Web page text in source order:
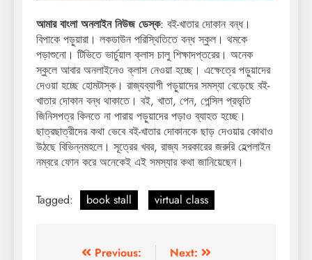
আমার বাংলা অনলাইন নিউজ ডেস্ক: বই-খাতার দোকান বন্ধ।
বিপাকে পড়ুয়ারা। লকডাউন পরিস্থিতিতে বন্ধ স্কুল। থমকে
পড়াশুনো। টিভিতে ভার্চুয়াল ক্লাস চালু শিক্ষাদপ্তরের। অনেক
স্কুলে আবার অনলাইনেও ক্লাস নেওয়া হচ্ছে। এক্ষেত্রে পড়ুয়াদের
দেওয়া হচ্ছে হোমটাস্ক। রাজ্যব্যাপী পড়ুয়াদের সমস্যা বেড়েছে বই-
খাতার দোকান বন্ধ থাকাতে। বই, খাতা, পেন, পেন্সিল প্রভৃতি
জিনিসপত্র কিনতে না পারায় পড়ুয়াদের পড়াও ব্যাহত হচ্ছে।
ছাত্রছাত্রীদের কথা ভেবে বই-খাতার দোকানকে ছাড় দেওয়ার কোথাও
উঠছে বিভিন্নমহলে। সূত্রের খবর, রাজ্য সরকারের জরুরি হেল্পলাইন
নম্বরে ফোন করে অনেকেই এই সমস্যার কথা জানিয়েছেন।
Tagged: book stall virtual class
Previous:
Next: